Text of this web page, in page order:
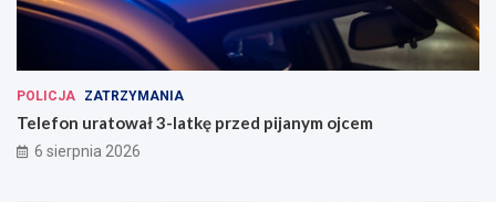
POLICJA ZATRZYMANIA
Telefon uratował 3-latkę przed pijanym ojcem
6 sierpnia 2026